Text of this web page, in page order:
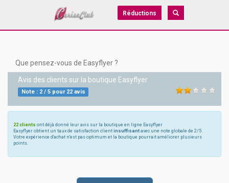
Réductions
Que pensez-vous de Easyflyer ?
Avis des clients sur la boutique Easyflyer
Note : 2/ 5pour 22avis
22 clients ont déjà donné leur avis sur la boutique en ligne Easyflyer
Easyflyer obtient un taux de satisfaction client insuffisant avec une note globale de 2/5.
Votre expérience d'achat n'est pas optimum et la boutique pourrait améliorer plusieurs
points.